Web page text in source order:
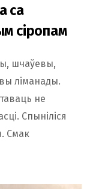
са
сіропам
шчаўевы,
ліманады.
не
Спыніліся
Смак